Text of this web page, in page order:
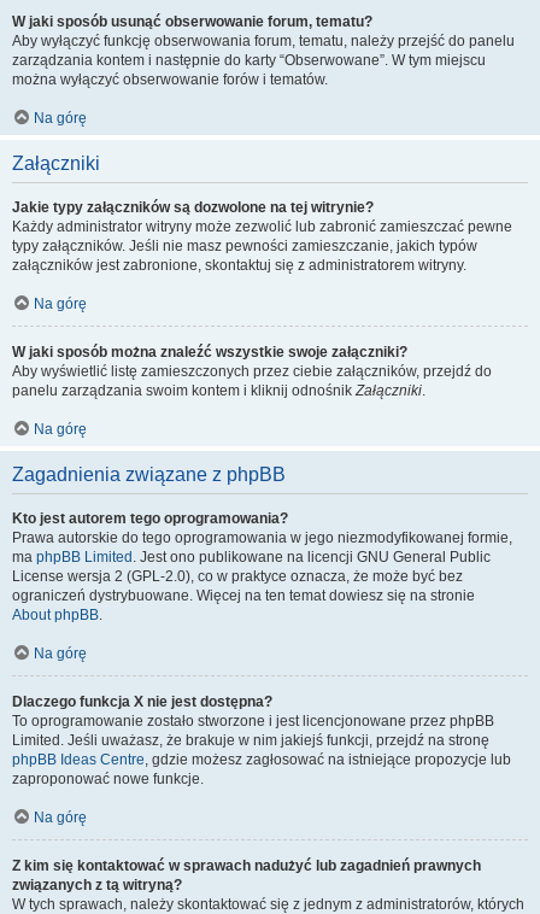
W jaki sposób usunąć obserwowanie forum, tematu?
Aby wyłączyć funkcję obserwowania forum, tematu, należy przejść do panelu
zarządzania kontem i następnie do karty “Obserwowane”. W tym miejscu
można wyłączyć obserwowanie forów i tematów.
Na górę
Załączniki
Jakie typy załączników są dozwolone na tej witrynie?
Każdy administrator witryny może zezwolić lub zabronić zamieszczać pewne
typy załączników. Jeśli nie masz pewności zamieszczanie, jakich typów
załączników jest zabronione, skontaktuj się z administratorem witryny.
Na górę
W jaki sposób można znaleźć wszystkie swoje załączniki?
Aby wyświetlić listę zamieszczonych przez ciebie załączników, przejdź do
panelu zarządzania swoim kontem i kliknij odnośnikZałączniki.
Na górę
Zagadnienia związane z phpBB
Kto jest autorem tego oprogramowania?
Prawa autorskie do tego oprogramowania w jego niezmodyfikowanej formie,
ma phpBB Limited . Jest ono publikowane na licencji GNU General Public
License wersja 2 (GPL-2.0), co w praktyce oznacza, że może być bez
ograniczeń dystrybuowane. Więcej na ten temat dowiesz się na stronie
About phpBB.
Na górę
Dlaczego funkcja X nie jest dostępna?
To oprogramowanie zostało stworzone i jest licencjonowane przez phpBB
Limited. Jeśli uważasz, że brakuje w nim jakiejś funkcji, przejdź na stronę
phpBB Ideas Centre, gdzie możesz zagłosować na istniejące propozycje lub
zaproponować nowe funkcje.
Na górę
Z kim się kontaktować w sprawach nadużyć lub zagadnień prawnych
związanych z tą witryną?
W tych sprawach, należy skontaktować się z jednym z administratorów, których